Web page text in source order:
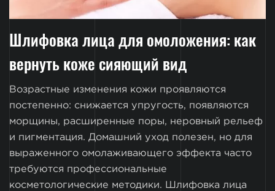
Шлифовка лица для омоложения: как
вернуть коже сияющий вид
Возрастные изменения кожи проявляются
постепенно: снижается упругость, появляются
морщины, расширенные поры, неровный рельеф
и пигментация. Домашний уход полезен, но для
выраженного омолаживающего эффекта часто
требуются профессиональные
косметологические методики. Шлифовка лица